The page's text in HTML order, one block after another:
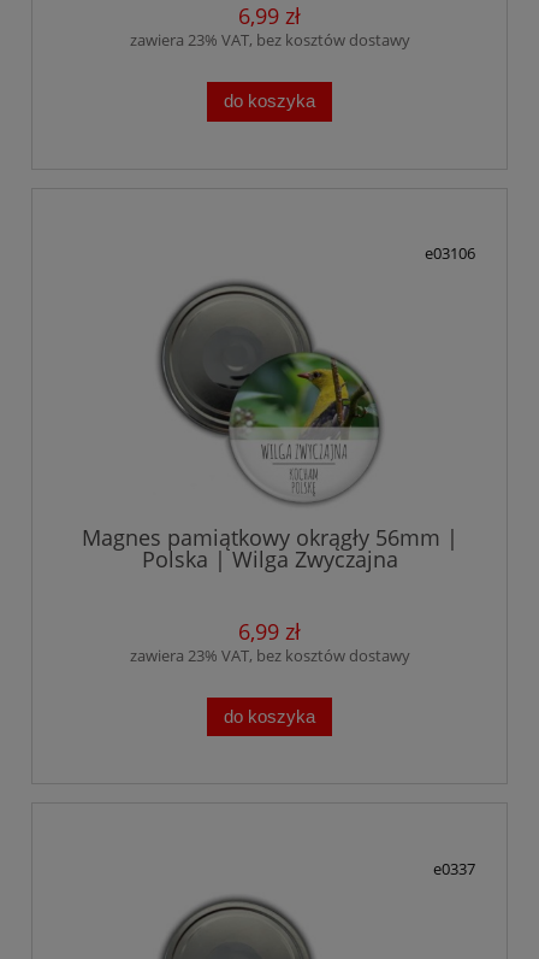
6,99 zł
zawiera 23% VAT, bez kosztów dostawy
do koszyka
e03106
Magnes pamiątkowy okrągły 56mm |
Polska | Wilga Zwyczajna
6,99 zł
zawiera 23% VAT, bez kosztów dostawy
do koszyka
e0337